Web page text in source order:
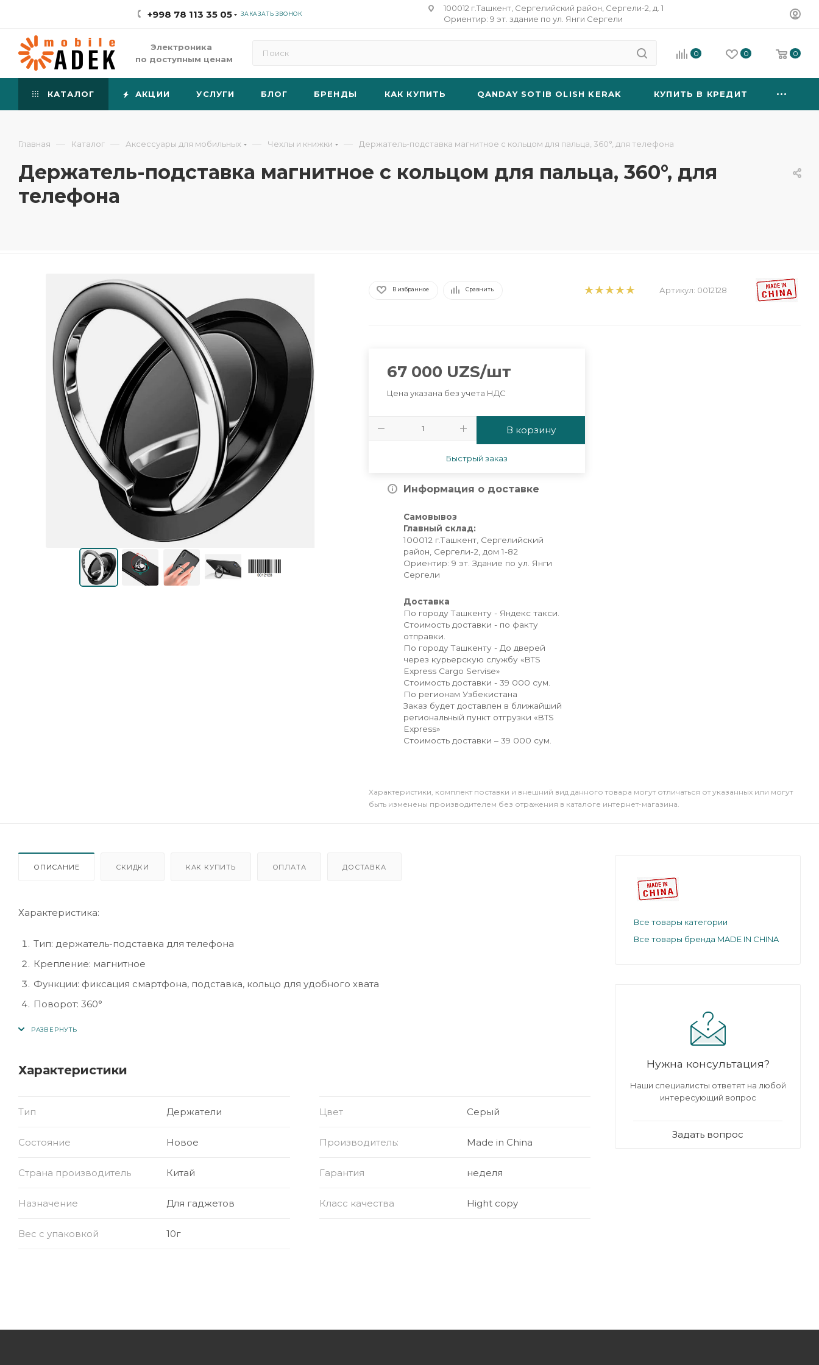
+998 78 113 35 05 ЗАКАЗАТЬ ЗВОНОК
100012 г.Ташкент, Сергелийский район, Сергели-2, д. 1
Ориентир: 9 эт. здание по ул. Янги Сергели
Электроника
по доступным ценам
0 0 0
КАТАЛОГ АКЦИИ УСЛУГИ БЛОГ БРЕНДЫ КАК КУПИТЬ QANDAY SOTIB OLISH KERAK КУПИТЬ В КРЕДИТ
Главная — Каталог — Аксессуары для мобильных — Чехлы и книжки — Держатель-подставка магнитное с кольцом для пальца, 360°, для телефона
Держатель-подставка магнитное с кольцом для пальца, 360°, для
телефона
В избранное Сравнить Артикул: 0012128
67 000 UZS/шт
Цена указана без учета НДС
В корзину
Быстрый заказ
Информация о доставке
Самовывоз
Главный склад:
100012 г.Ташкент, Сергелийский
район, Сергели-2, дом 1-82
Ориентир: 9 эт. Здание по ул. Янги
Сергели
Доставка
По городу Ташкенту - Яндекс такси.
Стоимость доставки - по факту
отправки.
По городу Ташкенту - До дверей
через курьерскую службу «BTS
Express Cargo Servise»
Стоимость доставки - 39 000 сум.
По регионам Узбекистана
Заказ будет доставлен в ближайший
региональный пункт отгрузки «BTS
Express»
Стоимость доставки – 39 000 сум.
Xарактеристики, комплект поставки и внешний вид данного товара могут отличаться от указанных или могут
быть изменены производителем без отражения в каталоге интернет-магазина.
ОПИСАНИЕ СКИДКИ КАК КУПИТЬ ОПЛАТА ДОСТАВКА
Характеристика:
Тип: держатель-подставка для телефона
Крепление: магнитное
Функции: фиксация смартфона, подставка, кольцо для удобного хвата
Поворот: 360°
Характеристики
Тип Держатели Цвет Серый
Состояние Новое Производитель: Made in China
Страна производитель Китай Гарантия неделя
Назначение Для гаджетов Класс качества Hight copy
Вес с упаковкой 10г
Все товары категории
Все товары бренда MADE IN CHINA
Нужна консультация?
Наши специалисты ответят на любой
интересующий вопрос
Задать вопрос